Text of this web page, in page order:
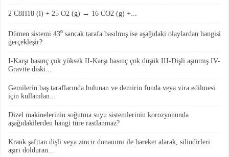
2 C8H18 (l) + 25 O2 (g) → 16 CO2 (g) +...
Dümen sistemi 43⁰ sancak tarafa basılmış ise aşağıdaki olaylardan hangisi
gerçekleşir?
I-Karşı basınç çok yüksek II-Karşı basınç çok düşük III-Dişli aşınmış IV-
Gravite diski...
Gemilerin baş taraflarında bulunan ve demirin funda veya vira edilmesi
için kullanılan...
Dizel makinelerinin soğutma suyu sistemlerinin korozyonunda
aşağıdakilerden hangi türe rastlanmaz?
Krank şafttan dişli veya zincir donanımı ile hareket alarak, silindirleri
aşırı dolduran...